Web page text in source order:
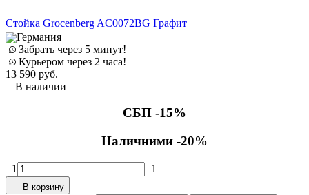
Стойка Grocenberg AC0072BG Графит
Германия
Забрать через 5 минут!
Курьером через 2 часа!
13 590 руб.
В наличии
СБП -15%
Наличними -20%
1 1
В корзину